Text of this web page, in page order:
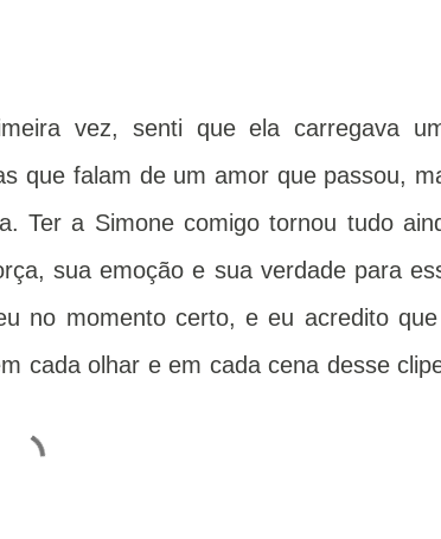
vez, senti que ela carregava
que falam de um amor que passou,
Ter a Simone comigo tornou tudo
sua emoção e sua verdade para
no momento certo, e eu acredito
cada olhar e em cada cena desse